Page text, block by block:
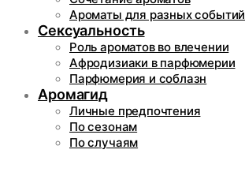
Ароматы для разных событий
Сексуальность
Роль ароматов во влечении
Афродизиаки в парфюмерии
Парфюмерия и соблазн
Аромагид
Личные предпочтения
По сезонам
По случаям